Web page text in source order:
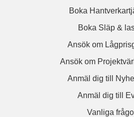
Boka
Boka Släp &
Ansök om
Ansök om
Anmäl dig till
Anmäl dig till
Vanliga